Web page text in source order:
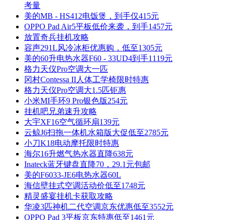
考量
美的MB - HS412电饭煲，到手仅415元
OPPO Pad Air5平板低价来袭，到手1457元
放置奇兵挂机攻略
容声291L风冷冰柜优惠购，低至1305元
美的60升电热水器F60 - 33UD4到手1119元
格力天仪Pro空调大一匹
冈村Contessa II人体工学椅限时特惠
格力天仪Pro空调大1.5匹钜惠
小米MI手环9 Pro银色版254元
挂机吧兄弟速升攻略
大宇XF16空气循环扇139元
云鲸J6扫拖一体机水箱版大促低至2785元
小刀K18电动摩托限时特惠
海尔16升燃气热水器直降638元
Inateck蓝牙键盘直降70，29.1元包邮
美的F6033-JE6电热水器60L
海信壁挂式空调活动价低至1748元
精灵盛宴挂机卡获取攻略
华凌3匹神机二代空调京东优惠低至3552元
OPPO Pad 3平板京东特惠低至1461元